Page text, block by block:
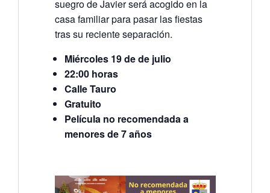
suegro de Javier será acogido en la
casa familiar para pasar las fiestas
tras su reciente separación.
Miércoles 19 de de julio
22:00 horas
Calle Tauro
Gratuito
Película no recomendada a
menores de 7 años